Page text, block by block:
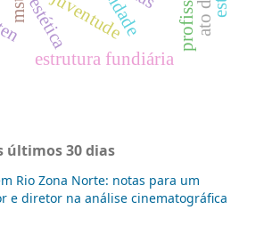
cidade
juventude
estética
mst
estrutura fundiária
últimos 30 dias
Rio Zona Norte: notas para um
e diretor na análise cinematográfica